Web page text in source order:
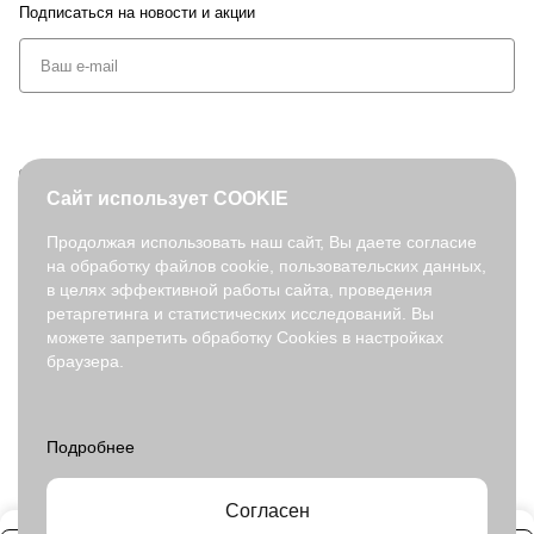
Подписаться на новости и акции
© 2026. fabretti.ru. Все права защищены
На информационном ресурсе применяются
рекомендательные
технологии .
Все ресурсы сайта fabretti.ru, включая (но не ограничиваясь)
прав на интеллектуальную собственность, защищены российским
Сайт использует COOKIE
Продолжая использовать наш сайт, Вы даете согласие
на обработку файлов cookie, пользовательских данных,
в целях эффективной работы сайта, проведения
ретаргетинга и статистических исследований. Вы
можете запретить обработку Cookies в настройках
браузера.
Согласен